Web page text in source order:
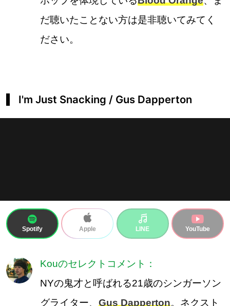
だ聴いたことない方は是非聴いてみてく
ださい。
I'm Just Snacking / Gus Dapperton
Spotify Apple LINE YouTube
Kouのセレクトコメント：
NYの鬼才と呼ばれる21歳のシンガーソン
グライター、 Gus Dapperton。ネクスト